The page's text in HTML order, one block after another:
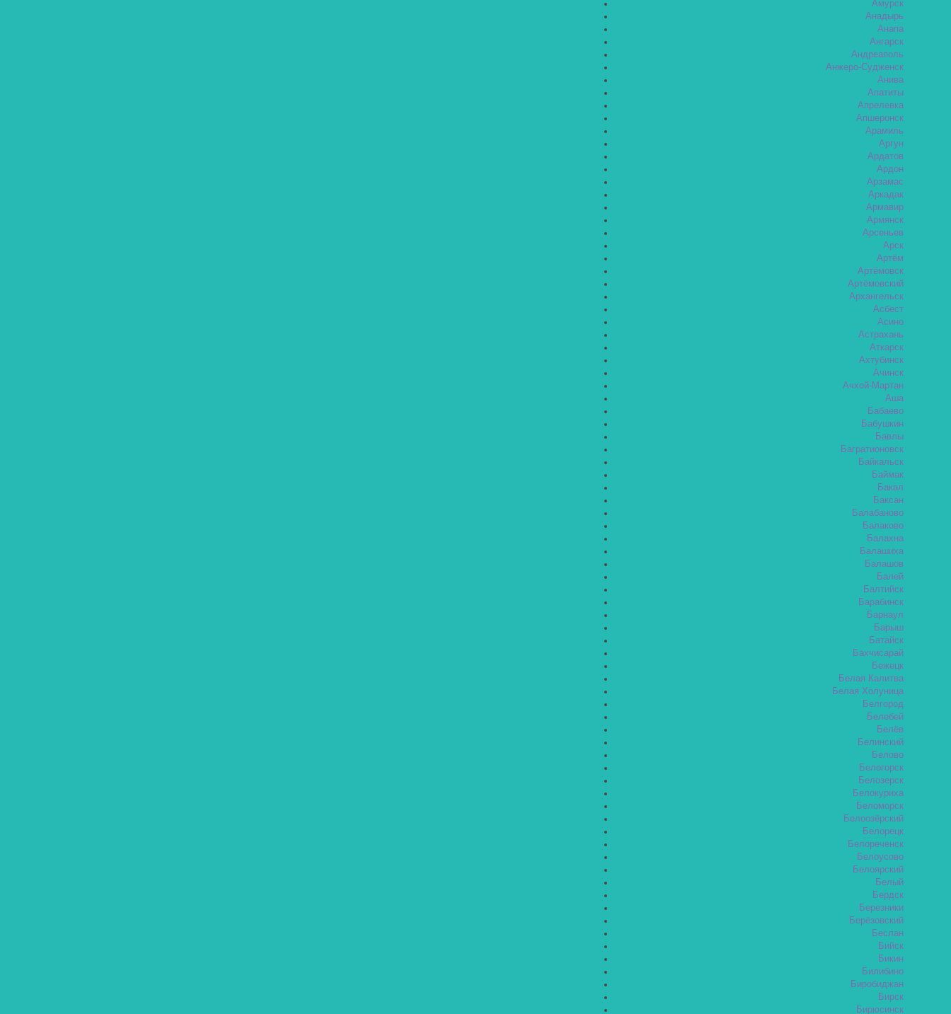
Амурск
Анадырь
Анапа
Ангарск
Андреаполь
Анжеро-Судженск
Анива
Апатиты
Апрелевка
Апшеронск
Арамиль
Аргун
Ардатов
Ардон
Арзамас
Аркадак
Армавир
Армянск
Арсеньев
Арск
Артём
Артёмовск
Артёмовский
Архангельск
Асбест
Асино
Астрахань
Аткарск
Ахтубинск
Ачинск
Ачхой-Мартан
Аша
Бабаево
Бабушкин
Бавлы
Багратионовск
Байкальск
Баймак
Бакал
Баксан
Балабаново
Балаково
Балахна
Балашиха
Балашов
Балей
Балтийск
Барабинск
Барнаул
Барыш
Батайск
Бахчисарай
Бежецк
Белая Калитва
Белая Холуница
Белгород
Белебей
Белёв
Белинский
Белово
Белогорск
Белозерск
Белокуриха
Беломорск
Белоозёрский
Белорецк
Белореченск
Белоусово
Белоярский
Белый
Бердск
Березники
Берёзовский
Беслан
Бийск
Бикин
Билибино
Биробиджан
Бирск
Бирюсинск